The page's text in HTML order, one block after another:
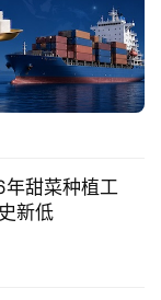
甜菜种植工
新低